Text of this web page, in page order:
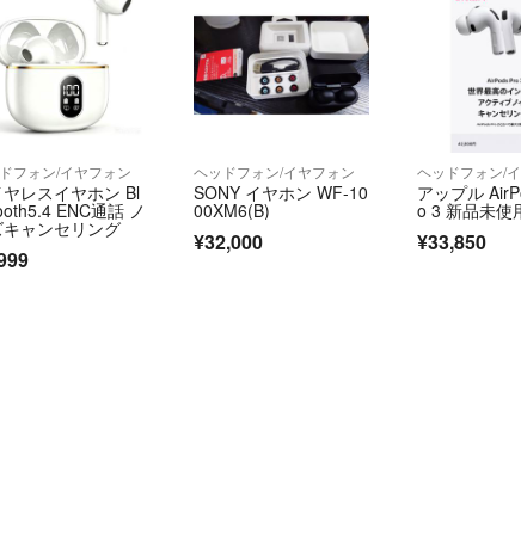
フォン/イヤフォン
レスイヤホン Bl
ENC通話 ノ
ャンセリング
ヘッドフォン/イヤフォン
SONY イヤホン WF-10
00XM6(B)
¥32,000
ヘッドフォン/
アップル
o 3 新品未使
¥33,850